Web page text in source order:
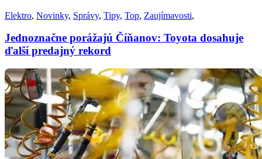
Elektro, Novinky, Správy, Tipy, Top, Zaujímavosti,
Jednoznačne porážajú Číňanov: Toyota dosahuje
ďalší predajný rekord